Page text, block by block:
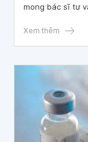
mong bác sĩ tư
Xem thêm